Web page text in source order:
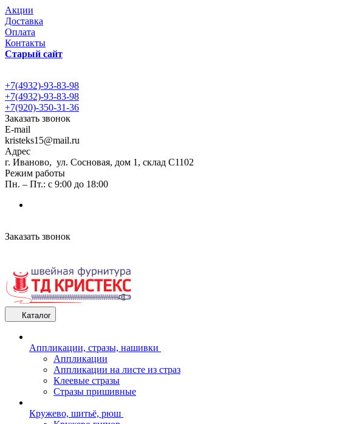
Акции
Доставка
Оплата
Контакты
Старый сайт
+7(4932)-93-83-98
+7(4932)-93-83-98
+7(920)-350-31-36
Заказать звонок
E-mail
kristeks15@mail.ru
Адрес
г. Иваново, ул. Сосновая, дом 1, склад С1102
Режим работы
Пн. – Пт.: с 9:00 до 18:00
Заказать звонок
Каталог
Аппликации, стразы, нашивки
Аппликации
Аппликации на листе из страз
Клеевые стразы
Стразы пришивные
Кружево, шитьё, рюш